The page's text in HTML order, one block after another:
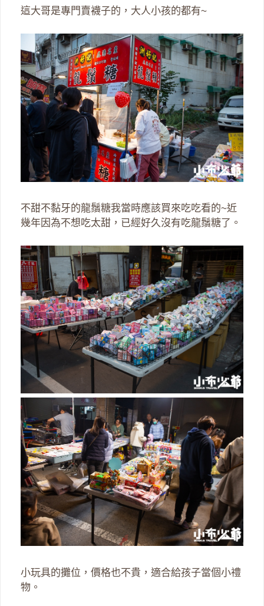
這大哥是專門賣襪子的，大人小孩的都有~
不甜不黏牙的龍鬚糖我當時應該買來吃吃看的~近
幾年因為不想吃太甜，已經好久沒有吃龍鬚糖了。
小玩具的攤位，價格也不貴，適合給孩子當個小禮
物。